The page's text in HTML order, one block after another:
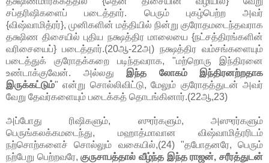
சப்தரிஷிகளைப் படைத்தார். பெரும் புகழ்பெற்ற அவர்
{விஷ்வாமித்ரர்}, முனிகளின் மத்தியில் நின்று குரோதமடைந்தவராக
தக்ஷிண திசையில் புதிய நக்ஷத்திர மாலையை {நட்சத்திரங்களின்
வரிசையைப்} படைத்தார்.(20ஆ-22அ) நக்ஷத்திர வம்சங்களையும்
படைத்துக் குரோதக்கறை படிந்தவராக, "மற்றொரு இந்திரனை
உண்டாக்குவேன். அல்லது இந்த லோகம் இந்திரனற்றதாக
இருக்கட்டும்" என்று சொல்லிவிட்டு, மேலும் குரோதத்துடன் அவர்
வேறு தேவர்களையும் படைக்கத் தொடங்கினார்.(22ஆ,23)
அப்போது ரிஷிகளும், ஸுரர்களும், அஸுரர்களும்
பெருங்கலக்கமடைந்து, மஹாத்மாவான விஷ்வாமித்ரரிடம்
நற்சொற்களைச் சொல்லும் வகையில்,(24) "தபோதனரே, பெரும்
நற்பேறு பெற்றவரே,குருசாபத்தால் வீழ்ந்த இந்த ராஜன், சரீரத்துடன்